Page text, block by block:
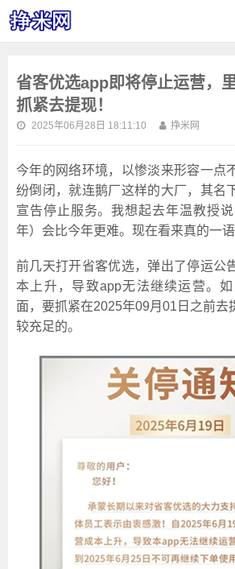
省客优选app即将停止运营，
抓紧去提现！
2025年06月28日 18:11:10 挣米网
今年的网络环境，以惨淡来形容一点
纷倒闭，就连鹅厂这样的大厂，其名
宣告停止服务。我想起去年温教授
年）会比今年更难。现在看来真的一语
前几天打开省客优选，弹出了停运公
本上升，导致app无法继续运营。
面，要抓紧在2025年09月01日之前去
较充足的。